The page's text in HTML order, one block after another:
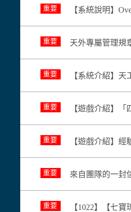
重要 【系統說明】
重要 天外專屬管理規
重要 【系統介紹】天
重要 【遊戲介紹】「
重要 【遊戲介紹】經
重要 來自團隊的一封
重要 【1022】【七